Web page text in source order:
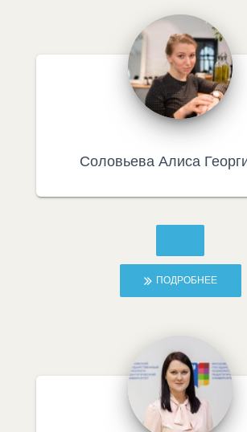
Соловьева Алиса
ПОДРОБНЕЕ